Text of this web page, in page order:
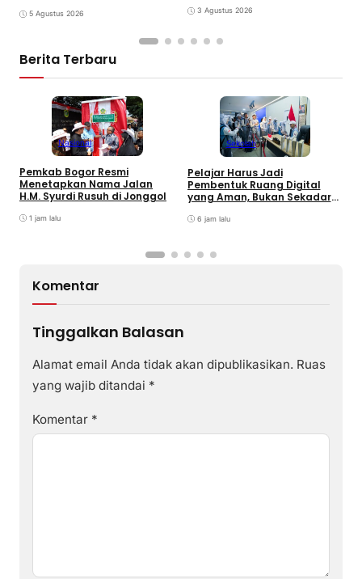
5 Agustus 2026 3 Agustus 2026
Berita Terbaru
Nasional
Pemkab Bogor Resmi
Menetapkan Nama Jalan
H.M. Syurdi Rusuh di Jonggol
1 jam lalu
Sekolah
Pelajar Harus Jadi
Pembentuk Ruang Digital
yang Aman, Bukan Sekadar
6 jam lalu
Komentar
Tinggalkan Balasan
Alamat email Anda tidak akan dipublikasikan. Ruas
yang wajib ditandai *
Komentar *